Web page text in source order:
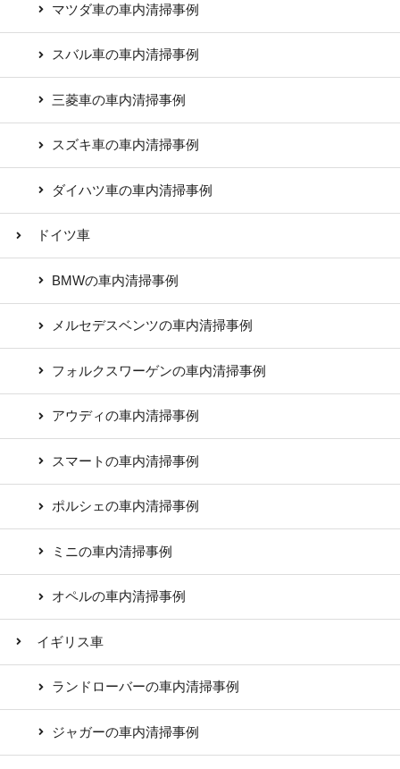
マツダ車の車内清掃事例
スバル車の車内清掃事例
三菱車の車内清掃事例
スズキ車の車内清掃事例
ダイハツ車の車内清掃事例
ドイツ車
BMWの車内清掃事例
メルセデスベンツの車内清掃事例
フォルクスワーゲンの車内清掃事例
アウディの車内清掃事例
スマートの車内清掃事例
ポルシェの車内清掃事例
ミニの車内清掃事例
オペルの車内清掃事例
イギリス車
ランドローバーの車内清掃事例
ジャガーの車内清掃事例